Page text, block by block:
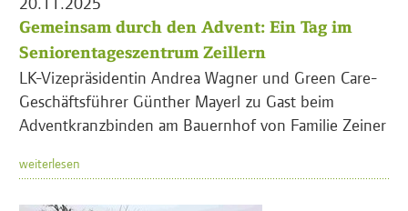
Gemeinsam durch den Advent: Ein Tag im
Seniorentageszentrum Zeillern
LK-Vizepräsidentin Andrea Wagner und Green Care-
Geschäftsführer Günther Mayerl zu Gast beim
Adventkranzbinden am Bauernhof von Familie Zeiner
weiterlesen